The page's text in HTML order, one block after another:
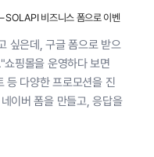
SOLAPI 비즈니스 폼으로 이벤
싶은데, 구글 폼으로 받으
쇼핑몰을 운영하다 보면
등 다양한 프로모션을 진
이버 폼을 만들고, 응답을